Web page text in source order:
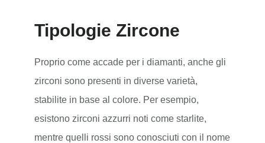
Tipologie Zircone
Proprio come accade per i diamanti, anche gli
zirconi sono presenti in diverse varietà,
stabilite in base al colore. Per esempio,
esistono zirconi azzurri noti come starlite,
mentre quelli rossi sono conosciuti con il nome